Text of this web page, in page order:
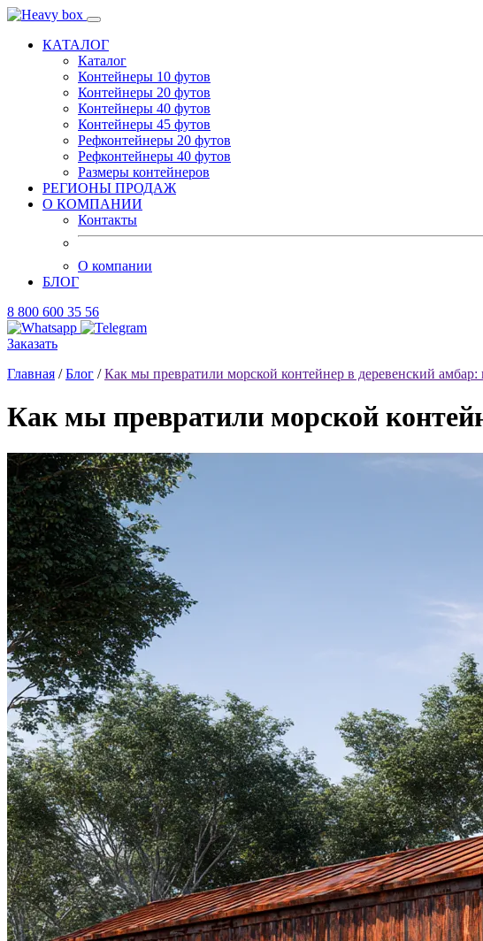
КАТАЛОГ
Каталог
Контейнеры 10 футов
Контейнеры 20 футов
Контейнеры 40 футов
Контейнеры 45 футов
Рефконтейнеры 20 футов
Рефконтейнеры 40 футов
Размеры контейнеров
РЕГИОНЫ ПРОДАЖ
О КОМПАНИИ
Контакты
О компании
БЛОГ
8 800 600 35 56
Заказать
Главная /Блог /Как мы превратили морской контейнер в деревенский амбар:
Как мы превратили морской